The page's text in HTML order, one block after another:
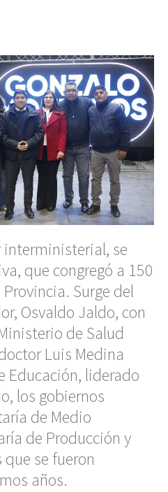
interministerial, se
que congregó a 150
Surge del
Osvaldo Jaldo, con
de Salud
Luis Medina
Educación, liderado
los gobiernos
de Medio
de Producción y
se fueron
años.